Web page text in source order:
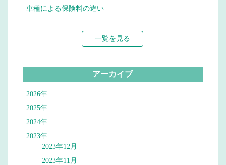
車種による保険料の違い
一覧を見る
アーカイブ
2026年
2025年
2024年
2023年
2023年12月
2023年11月